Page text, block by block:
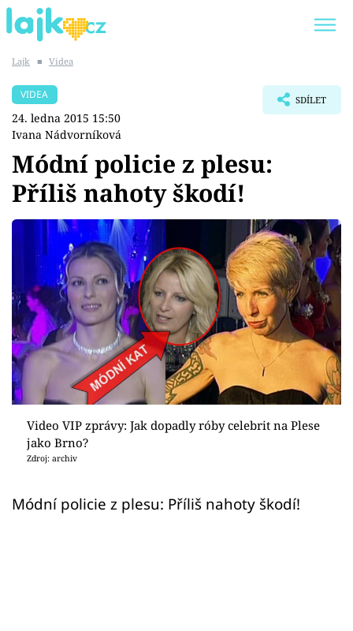
SHOPAHOLICADEL
Témata
Showbyznys
Youtubeři
Virály
Sex a vztahy
Videa
Sledujte prima+
Lajk ■ Videa
VIDEA
24. ledna 2015 15:50
Ivana Nádvorníková
SDÍLET
Módní policie z plesu:
Příliš nahoty škodí!
Video VIP zprávy: Jak dopadly róby celebrit na Plese
jako Brno?
Zdroj: archiv
Módní policie z plesu: Příliš nahoty škodí!